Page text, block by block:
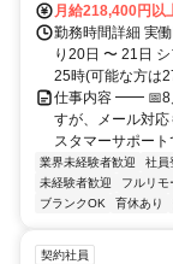
月給218,400円以
勤務時間詳細 実
り20日 〜 21日
25時(可能な方は
仕事内容 ━━ 📅8
すが、メール対
スタマーサポ
業界未経験者歓迎 社員
未経験者歓迎
フルリモ
ブランクOK
育休あり
契約社員